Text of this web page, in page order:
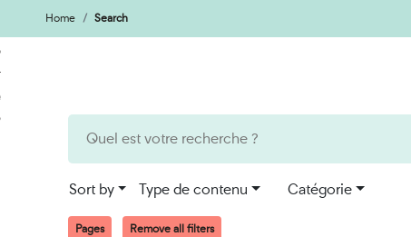
Go
to
content
Go
to
search
engine
Home Search
Sort by Type de contenu Catégorie
Pages Remove all filters
Cookies management panel